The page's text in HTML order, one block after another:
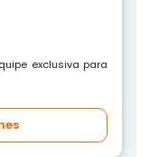
exclusiva para